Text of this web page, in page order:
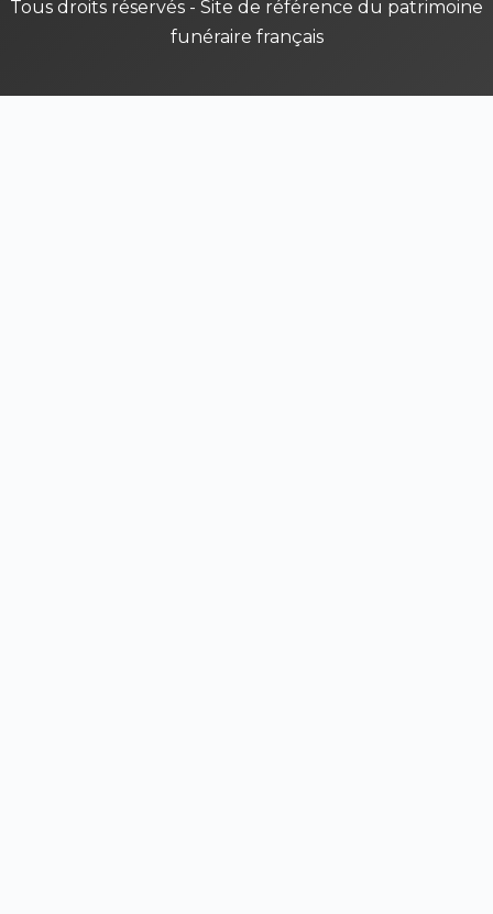
Tous droits réservés - Site de référence du patrimoine
funéraire français